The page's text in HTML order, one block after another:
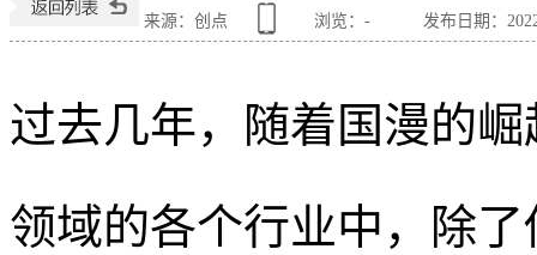
来源：创点 浏览： - 发布日期：
过去几年，随着国漫的
领域的各个行业中，除